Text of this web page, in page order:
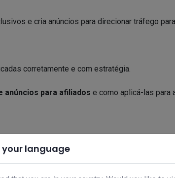
your language
e cria anúncios para direcionar tráfego
corretamente e com estratégia.
anúncios para afiliados e como aplicá-las para
Related products